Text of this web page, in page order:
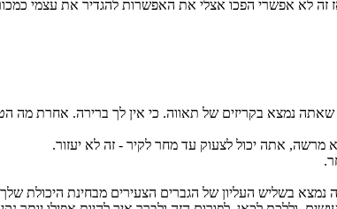
לא אפשרי הפכו אצלי את האפשרות להגדיר את עצמי
נמצא בקריזים של תאווה. כי אין לך ברירה. אחרת מה
מרשה, אתה יכול לצעוק עד מחר לקיר - זה לא יעזור.
בשליש העליון של הגברים הצעירים מבחינת היכולת